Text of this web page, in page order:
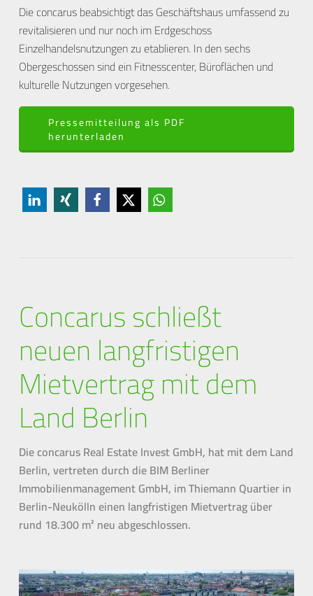
Die concarus beabsichtigt das Geschäftshaus umfassend zu
revitalisieren und nur noch im Erdgeschoss
Einzelhandelsnutzungen zu etablieren. In den sechs
Obergeschossen sind ein Fitnesscenter, Büroflächen und
kulturelle Nutzungen vorgesehen.
Pressemitteilung als PDF
herunterladen
Concarus schließt
neuen langfristigen
Mietvertrag mit dem
Land Berlin
Die concarus Real Estate Invest GmbH, hat mit dem Land
Berlin, vertreten durch die BIM Berliner
Immobilienmanagement GmbH, im Thiemann Quartier in
Berlin-Neukölln einen langfristigen Mietvertrag über
rund 18.300 m² neu abgeschlossen.